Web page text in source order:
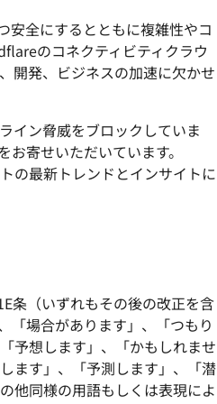
安全にするとともに複雑性やコ
のコネクティビティクラウ
開発、ビジネスの加速に欠かせ
イン脅威をブロックしていま
寄せいただいています。
の最新トレンドとインサイトに
条（いずれもその後の改正を含
「場合があります」、「つもり
予想します」、「かもしれませ
ます」、「予測します」、「潜
他同様の用語もしくは表現によ